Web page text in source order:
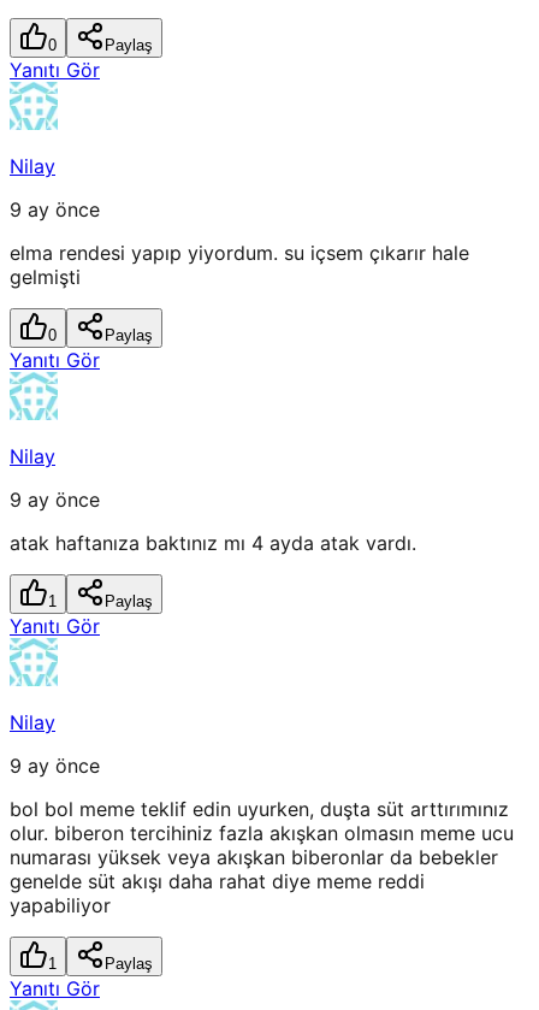
0 Paylaş
Yanıtı Gör
Nilay
9 ay önce
elma rendesi yapıp yiyordum. su içsem çıkarır hale
gelmişti
0 Paylaş
Yanıtı Gör
Nilay
9 ay önce
atak haftanıza baktınız mı 4 ayda atak vardı.
1 Paylaş
Yanıtı Gör
Nilay
9 ay önce
bol bol meme teklif edin uyurken, duşta süt arttırımınız
olur. biberon tercihiniz fazla akışkan olmasın meme ucu
numarası yüksek veya akışkan biberonlar da bebekler
genelde süt akışı daha rahat diye meme reddi
yapabiliyor
1 Paylaş
Yanıtı Gör